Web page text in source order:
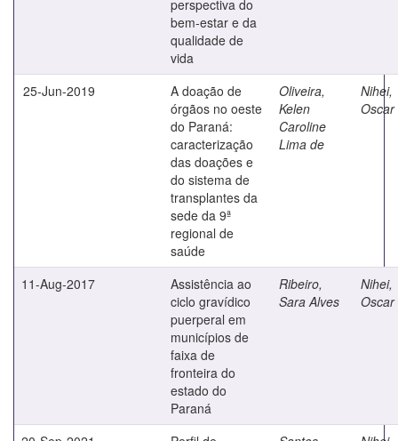
perspectiva do
bem-estar e da
qualidade de
vida
25-Jun-2019
A doação de
órgãos no oeste
do Paraná:
caracterização
das doações e
do sistema de
transplantes da
sede da 9ª
regional de
saúde
Oliveira,
Kelen
Caroline
Lima de
Nihei,
Oscar
11-Aug-2017
Assistência ao
ciclo gravídico
puerperal em
municípios de
faixa de
fronteira do
estado do
Paraná
Ribeiro,
Sara Alves
Nihei,
Oscar